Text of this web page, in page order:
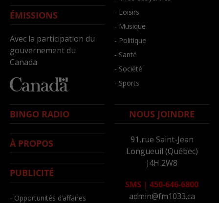
ÉMISSIONS
Avec la participation du
gouvernement du
Canada
- Loisirs
- Musique
- Politique
- Santé
- Société
- Sports
BINGO RADIO
À PROPOS
PUBLICITÉ
- Opportunités d’affaires
NOUS JOINDRE
91,rue Saint-Jean
Longueuil (Québec)
J4H 2W8
SMS | 450-646-6800
admin@fm1033.ca